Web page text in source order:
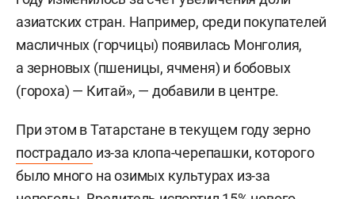
азиатских стран. Например, среди покупателей
масличных (горчицы) появилась Монголия,
а зерновых (пшеницы, ячменя) и бобовых
(гороха) — Китай», — добавили в центре.
При этом в Татарстане в текущем году зерно
пострадало из-за клопа-черепашки, которого
было много на озимых культурах из-за